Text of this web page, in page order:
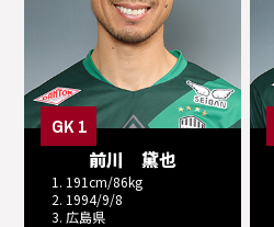
GK 1
前川 黛也
1. 191cm/86kg
2. 1994/9/8
3. 広島県